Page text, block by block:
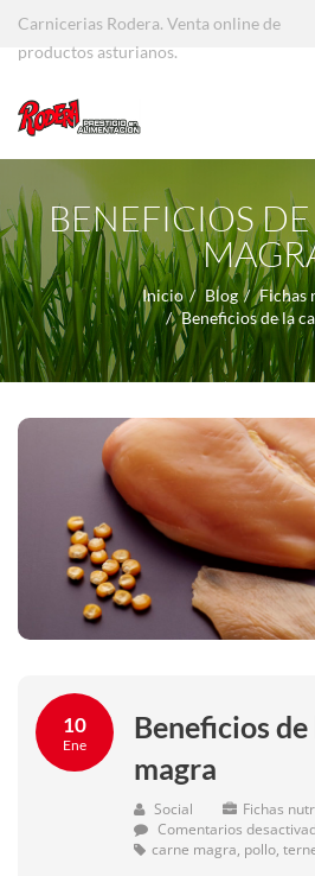
Carnicerias Rodera. Venta online de
productos asturianos.
BENEFICIOS
Inicio Blog
Fichas
Beneficios de la
10
Ene
Beneficios
magra
Social Fichas
Comentarios
carne magra, pollo,